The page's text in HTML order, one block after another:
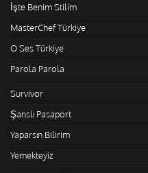
İşte Benim Stilim
MasterChef Türkiye
O Ses Türkiye
Parola Parola
Survivor
Şanslı Pasaport
Yaparsın Bilirim
Yemekteyiz